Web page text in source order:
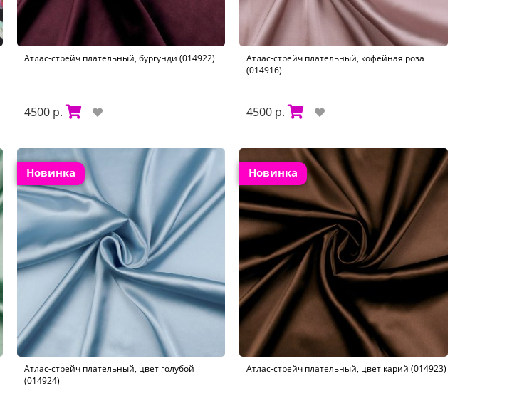
Атлас-стрейч плательный, бургунди (014922)
4500 р.
Атлас-стрейч плательный, кофейная роза
(014916)
4500 р.
Новинка
Атлас-стрейч плательный, цвет голубой
(014924)
Новинка
Атлас-стрейч плательный, цвет карий (014923)